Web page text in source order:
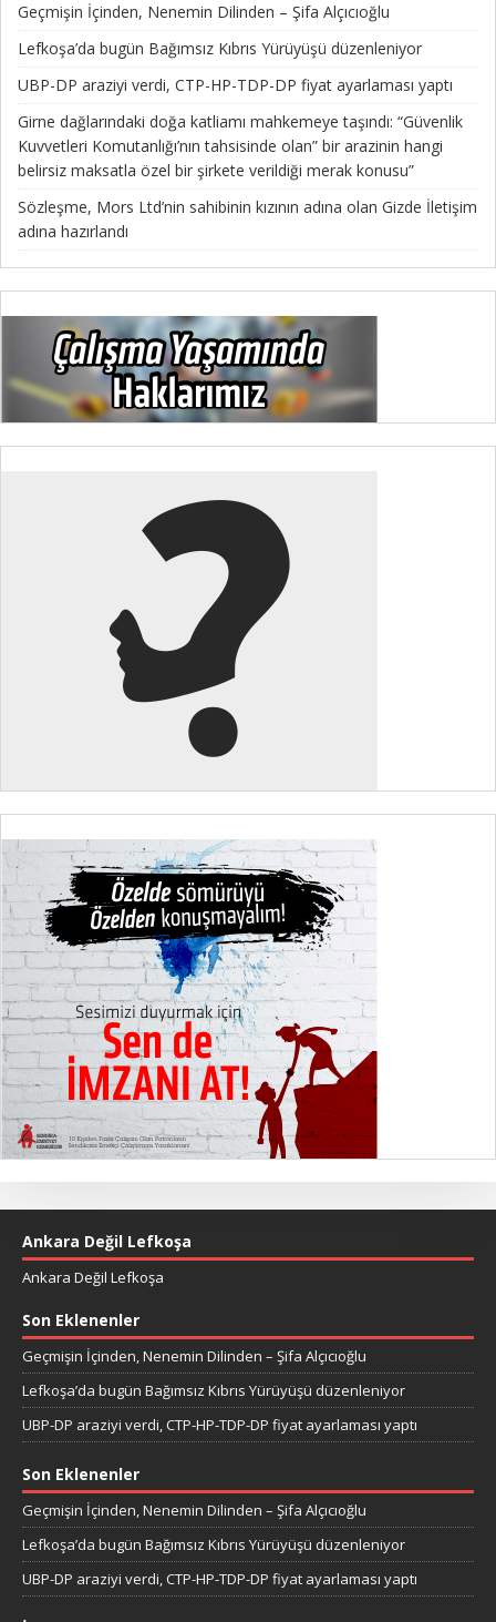
Geçmişin İçinden, Nenemin Dilinden – Şifa Alçıcıoğlu
Lefkoşa’da bugün Bağımsız Kıbrıs Yürüyüşü düzenleniyor
UBP-DP araziyi verdi, CTP-HP-TDP-DP fiyat ayarlaması yaptı
Girne dağlarındaki doğa katliamı mahkemeye taşındı: “Güvenlik
Kuvvetleri Komutanlığı’nın tahsisinde olan” bir arazinin hangi
belirsiz maksatla özel bir şirkete verildiği merak konusu”
Sözleşme, Mors Ltd’nin sahibinin kızının adına olan Gizde İletişim
adına hazırlandı
Ankara Değil Lefkoşa
Ankara Değil Lefkoşa
Son Eklenenler
Geçmişin İçinden, Nenemin Dilinden – Şifa Alçıcıoğlu
Lefkoşa’da bugün Bağımsız Kıbrıs Yürüyüşü düzenleniyor
UBP-DP araziyi verdi, CTP-HP-TDP-DP fiyat ayarlaması yaptı
Son Eklenenler
Geçmişin İçinden, Nenemin Dilinden – Şifa Alçıcıoğlu
Lefkoşa’da bugün Bağımsız Kıbrıs Yürüyüşü düzenleniyor
UBP-DP araziyi verdi, CTP-HP-TDP-DP fiyat ayarlaması yaptı